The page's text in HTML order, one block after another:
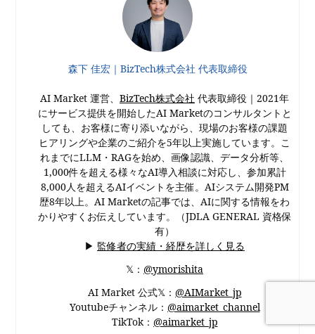
森下 佳宏｜BizTech株式会社 代表取締役
AI Market 運営、 BizTech株式会社 代表取締役｜2021年
にサービス提供を開始したAI Marketのコンサルタントと
しても、お客様に寄り添いながら、現場のお客様の課題
ヒアリングや企業のご紹介を5年以上実施しています。こ
れまでにLLM・RAGを始め、画像認識、データ分析等、
1,000件を超える様々なAI導入相談に対応し、参加累計
8,000人を超えるAIイベントを主催。AIシステム開発PM
歴8年以上。AI Marketの記事では、AIに関する情報をわ
かりやすくお伝えしています。（JDLA GENERAL 資格保
有）
▶ 監修者の実績・経歴を詳しく見る
𝕏： @ymorishita
AI Market 公式𝕏： @AIMarket_jp
Youtubeチャンネル： @aimarket_channel
TikTok： @aimarket_jp